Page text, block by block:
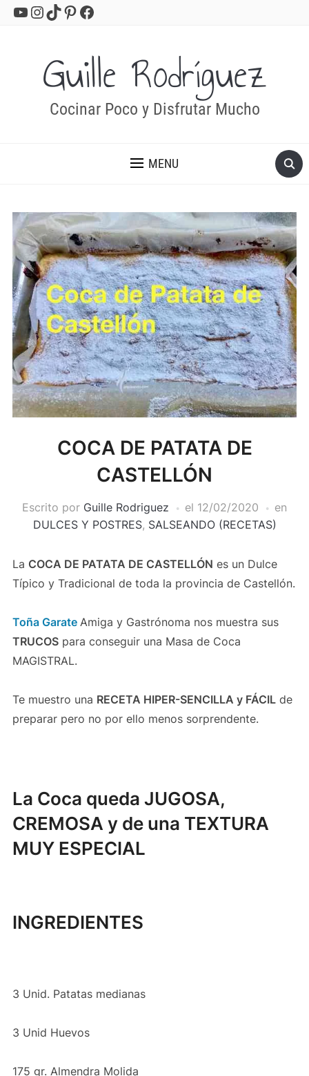
YouTube
Instagram
TikTok
Pinterest
Facebook
Guille Rodríguez
Cocinar Poco y Disfrutar Mucho
MENU
COCA DE PATATA DE
CASTELLÓN
Escrito por Guille Rodriguez el 12/02/2020
en
DULCES Y POSTRES, SALSEANDO (RECETAS)
La COCA DE PATATA DE CASTELLÓN es un Dulce
Típico y Tradicional de toda la provincia de Castellón.
Toña Garate Amiga y Gastrónoma nos muestra sus
TRUCOSpara conseguir una Masa de Coca
MAGISTRAL.
Te muestro una RECETA HIPER-SENCILLA y FÁCILde
preparar pero no por ello menos sorprendente.
La Coca queda JUGOSA,
CREMOSA y de una TEXTURA
MUY ESPECIAL
INGREDIENTES
3 Unid. Patatas medianas
3 Unid Huevos
175 gr. Almendra Molida